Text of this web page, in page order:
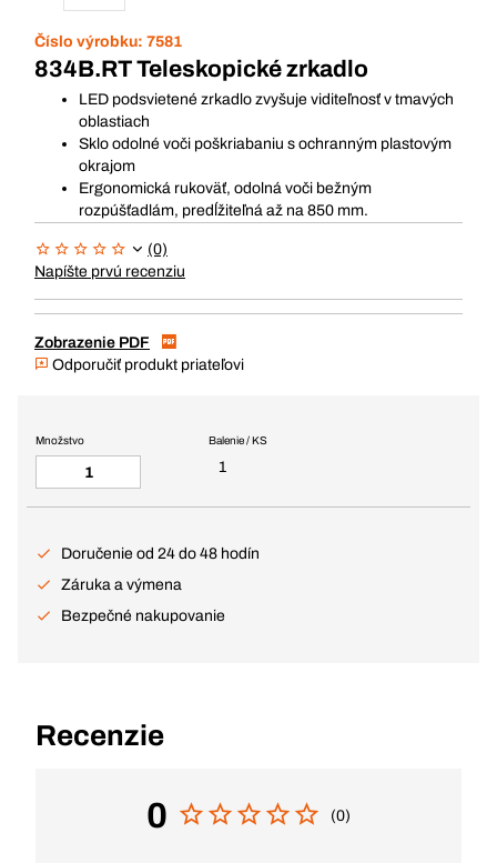
Číslo výrobku: 7581
834B.RT Teleskopické zrkadlo
LED podsvietené zrkadlo zvyšuje viditeľnosť v tmavých
oblastiach
Sklo odolné voči poškriabaniu s ochranným plastovým
okrajom
Ergonomická rukoväť, odolná voči bežným
rozpúšťadlám, predĺžiteľná až na 850 mm.
(0)
Napíšte prvú recenziu
Zobrazenie PDF
Odporučiť produkt priateľovi
Balenie / KS
1
Množstvo
Doručenie od 24 do 48 hodín
Záruka a výmena
Bezpečné nakupovanie
Recenzie
0 (0)